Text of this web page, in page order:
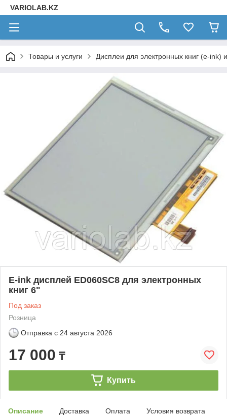
VARIOLAB.KZ
Товары и услуги Дисплеи для электронных книг (e-ink)
E-ink дисплей ED060SC8 для электронных
книг 6"
Под заказ
Розница
Отправка с 24 августа 2026
17 000 ₸
Купить
Описание Доставка Оплата Условия возврата